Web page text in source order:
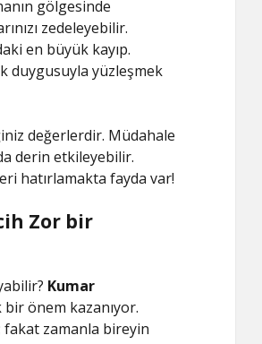
gölgesinde
zedeleyebilir.
en büyük kayıp.
duygusuyla yüzleşmek
değerlerdir. Müdahale
derin etkileyebilir.
hatırlamakta fayda var!
Zor bir
Kumar
önem kazanıyor.
zamanla bireyin